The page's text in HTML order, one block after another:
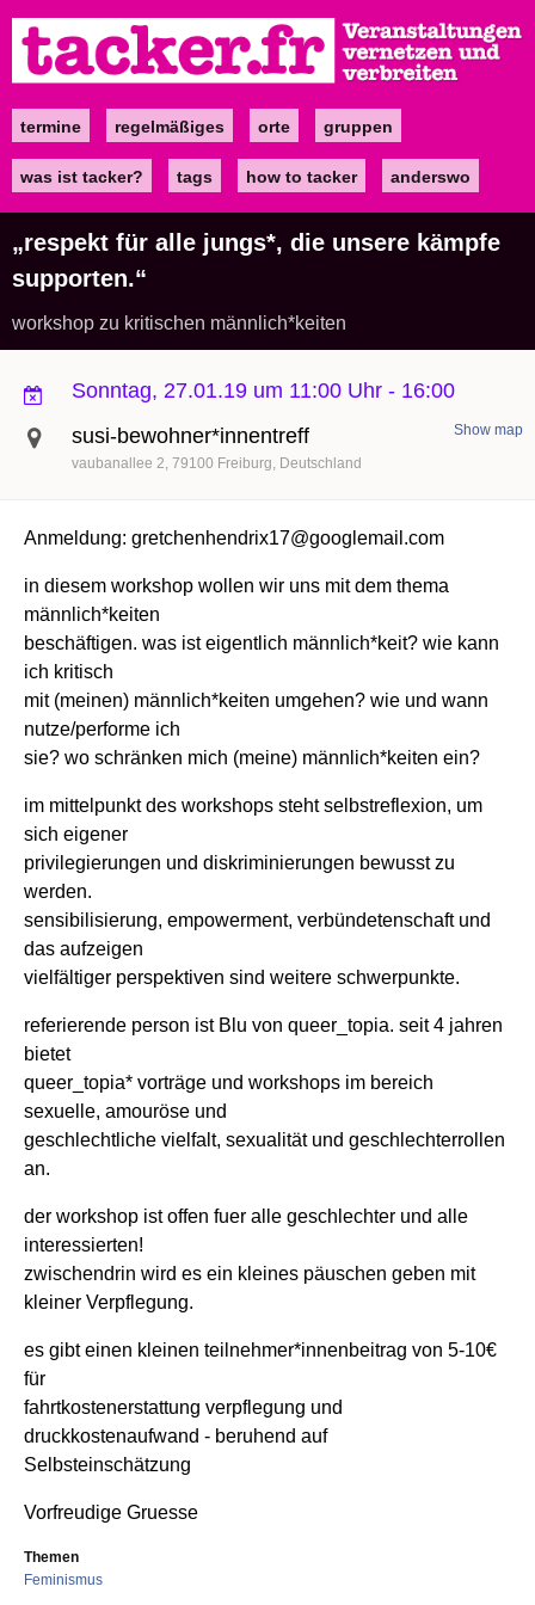
zum
Inhalt
Maintermine regelmäßiges orte gruppen
was ist tacker? tags how to tacker anderswo
„respekt für alle jungs*, die unsere kämpfe
supporten.“
workshop zu kritischen männlich*keiten
Sonntag, 27.01.19 um 11:00 Uhr - 16:00
susi-bewohner*innentreff
vaubanallee 2 79100 Freiburg Deutschland
Show map
Anmeldung: gretchenhendrix17@googlemail.com
in diesem workshop wollen wir uns mit dem thema
männlich*keiten
beschäftigen. was ist eigentlich männlich*keit? wie kann
ich kritisch
mit (meinen) männlich*keiten umgehen? wie und wann
nutze/performe ich
sie? wo schränken mich (meine) männlich*keiten ein?
im mittelpunkt des workshops steht selbstreflexion, um
sich eigener
privilegierungen und diskriminierungen bewusst zu
werden.
sensibilisierung, empowerment, verbündetenschaft und
das aufzeigen
vielfältiger perspektiven sind weitere schwerpunkte.
referierende person ist Blu von queer_topia. seit 4 jahren
bietet
queer_topia* vorträge und workshops im bereich
sexuelle, amouröse und
geschlechtliche vielfalt, sexualität und geschlechterrollen
an.
der workshop ist offen fuer alle geschlechter und alle
interessierten!
zwischendrin wird es ein kleines päuschen geben mit
kleiner Verpflegung.
es gibt einen kleinen teilnehmer*innenbeitrag von 5-10€
für
fahrtkostenerstattung verpflegung und
druckkostenaufwand - beruhend auf
Selbsteinschätzung
Vorfreudige Gruesse
Themen
Feminismus